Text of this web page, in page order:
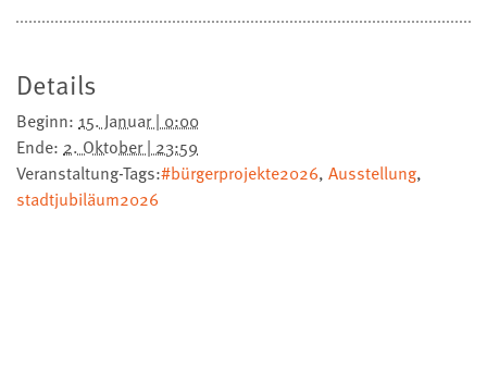
Details
Beginn: 15. Januar | 0:00
Ende: 2. Oktober | 23:59
Veranstaltung-Tags:#bürgerprojekte2026, Ausstellung,
stadtjubiläum2026